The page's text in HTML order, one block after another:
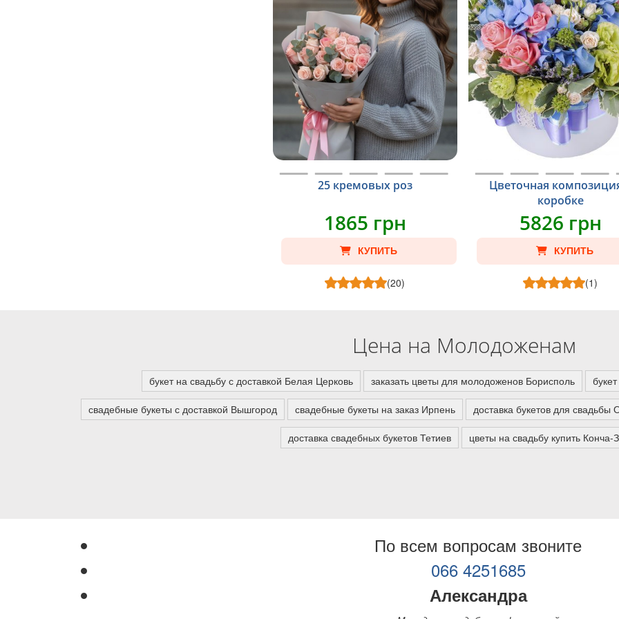
25 кремовых роз
1865 грн
КУПИТЬ
(20)
Цветочная
коробке
5826 грн
КУПИТЬ
(1)
Цена на Молодоженам
букет на свадьбу с доставкой Белая Церковь заказать цветы для молодоженов Борисполь
свадебные букеты с доставкой Вышгород свадебные букеты на заказ Ирпень доставка букетов для свадьбы
доставка свадебных букетов Тетиев цветы на свадьбу купить Конча-
По всем вопросам звоните
066 4251685
Александра